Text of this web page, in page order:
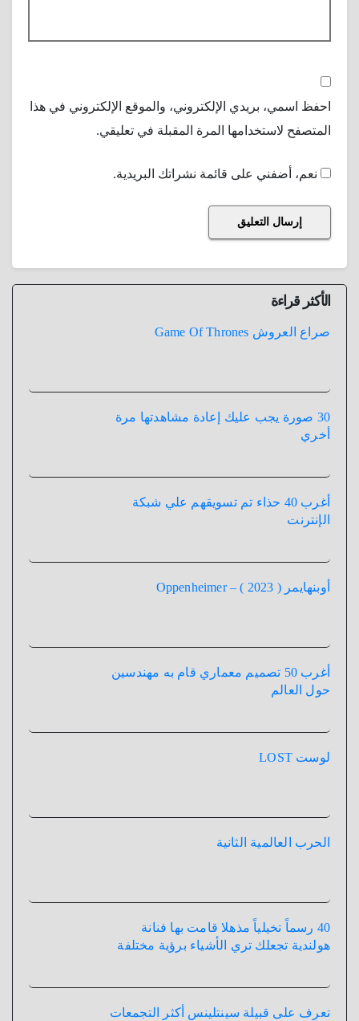
احفظ اسمي، بريدي الإلكتروني، والموقع الإلكتروني في هذا
المتصفح لاستخدامها المرة المقبلة في تعليقي.
نعم، أضفني على قائمة نشراتك البريدية.
الأكثر قراءة
صراع العروش Game Of Thrones
30 صورة يجب عليك إعادة مشاهدتها مرة
أخري
أغرب 40 حذاء تم تسويقهم علي شبكة
الإنترنت
أوبنهايمر ( 2023 ) – Oppenheimer
أغرب 50 تصميم معماري قام به مهندسين
حول العالم
لوست LOST
الحرب العالمية الثانية
40 رسماً تخيلياً مذهلا قامت بها فنانة
هولندية تجعلك تري الأشياء برؤية مختلفة
تعرف على قبيلة سينتلينس أكثر التجمعات